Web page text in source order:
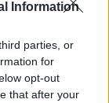
Information
parties, or
for
opt-out
that after your
Projekt)